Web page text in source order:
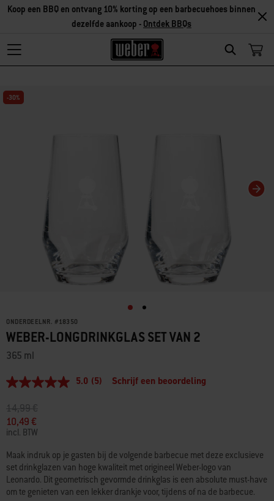
Search
Koop een BBQ en ontvang 10% korting op een barbecuehoes binnen
dezelfde aankoop - Ontdek BBQs
-30%
Als je deze huidige dia van deze carrousel wijzigt, wordt de huidige dia van
ONDERDEELNR. #18350
WEBER-LONGDRINKGLAS SET VAN 2
365 ml
5.0
5
sterren,
gemiddelde
scorewaarde.
5
Reviews.
Dezelfde
paginalink.
5.0 (5) Schrijf een beoordeling
Prijs verlaagd van
14,99 €naar
10,49 €
incl. BTW
Maak indruk op je gasten bij de volgende barbecue met deze exclusieve
set drinkglazen van hoge kwaliteit met origineel Weber-logo van
Leonardo. Dit geometrisch gevormde drinkglas is een absolute must-have
om te genieten van een lekker drankje voor, tijdens of na de barbecue.